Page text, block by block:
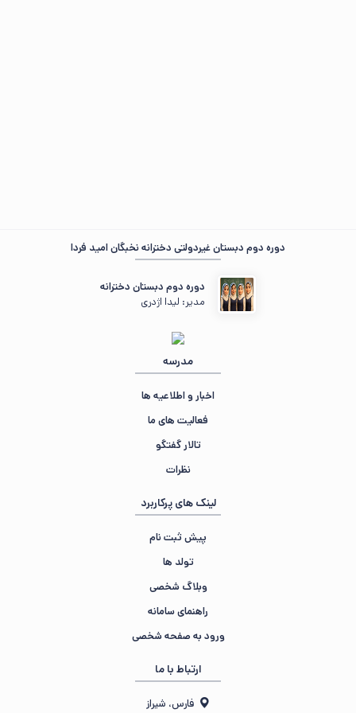
دوره دوم دبستان غیردولتی دخترانه نخبگان امید فردا
دوره دوم دبستان دخترانه
مدیر: لیدا اژدری
مدرسه
اخبار و اطلاعیه ها
فعالیت های ما
تالار گفتگو
نظرات
لینک های پرکاربرد
پیش ثبت نام
تولد ها
وبلاگ شخصی
راهنمای سامانه
ورود به صفحه شخصی
ارتباط با ما
فارس، شیراز